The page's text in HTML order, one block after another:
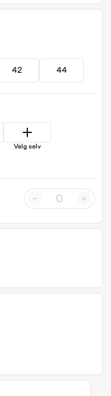
42 44
Velg selv
- +